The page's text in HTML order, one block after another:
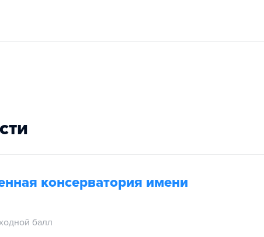
консерватория имени
балл